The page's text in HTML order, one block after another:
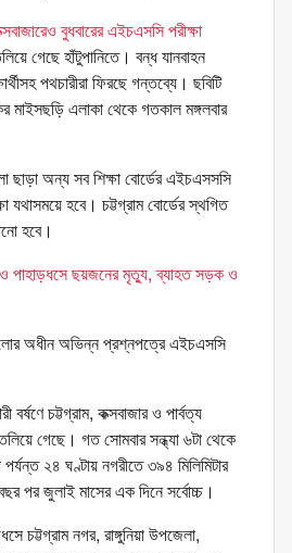
বুধবারের এইচএসসি পরীক্ষা
গেছে হাঁটুপানিতে। বন্ধ যানবাহন
পথচারীরা ফিরছে গন্তব্যে। ছবিটি
মাইসছড়ি এলাকা থেকে গতকাল মঙ্গলবার
ছাড়া অন্য সব শিক্ষা বোর্ডের এইচএসসসি
যথাসময়ে হবে। চট্টগ্রাম বোর্ডের স্থগিত
হবে।
ও পাহাড়ধসে ছয়জনের মৃত্যু, ব্যাহত সড়ক ও
অধীন অভিন্ন প্রশ্নপত্রে এইচএসসি
চট্টগ্রাম, কক্সবাজার ও পার্বত্য
গেছে। গত সোমবার সন্ধ্যা ৬টা থেকে
পর্যন্ত ২৪ ঘণ্টায় নগরীতে ৩৯৪ মিলিমিটার
পর জুলাই মাসের এক দিনে সর্বোচ্চ।
চট্টগ্রাম নগর, রাঙ্গুনিয়া উপজেলা,